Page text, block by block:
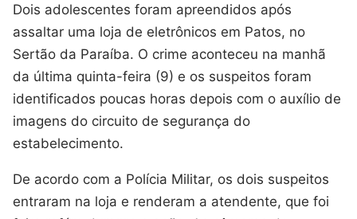
Dois adolescentes foram apreendidos após
assaltar uma loja de eletrônicos em Patos, no
Sertão da Paraíba. O crime aconteceu na manhã
da última quinta-feira (9) e os suspeitos foram
identificados poucas horas depois com o auxílio de
imagens do circuito de segurança do
estabelecimento.
De acordo com a Polícia Militar, os dois suspeitos
entraram na loja e renderam a atendente, que foi